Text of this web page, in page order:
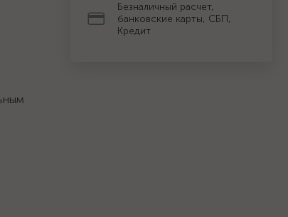
Безналичный расчет,
банковские карты, СБП,
Кредит